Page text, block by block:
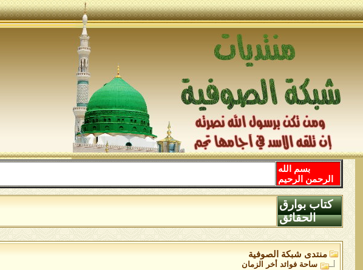
بسم الله
الرحمن الرحيم
كتاب بوارق
الحقائق
منتدى شبكة الصوفية
ساحة فوائد أخر الزمان